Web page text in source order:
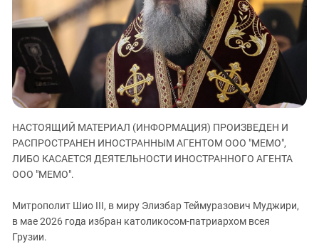
ЗАСТАВЛЯЕТ
КАВКАЗ ЗА ПАЛЕСТИНУ
ИНАКОМЫСЛИЕ В ЧЕЧНЕ
ПРЕСЛЕДОВАНИЕ АКТИВИСТОВ
МОБИЛИЗАЦИЯ И ПРОТЕСТЫ
Дагестан
Ингушетия
Кабардино-Балкария
Калмыкия
Карачаево-Черкесия
Краснодарский край
Нагорный Карабах
Российская Федерация
Северная Осетия - Алания
СКФО
НАСТОЯЩИЙ МАТЕРИАЛ (ИНФОРМАЦИЯ) ПРОИЗВЕДЕН И
РАСПРОСТРАНЕН ИНОСТРАННЫМ АГЕНТОМ ООО "МЕМО",
ЛИБО КАСАЕТСЯ ДЕЯТЕЛЬНОСТИ ИНОСТРАННОГО АГЕНТА
ООО "МЕМО".
Митрополит Шио III, в миру Элизбар Теймуразович Муджири,
в мае 2026 года избран католикосом-патриархом всея
Грузии.